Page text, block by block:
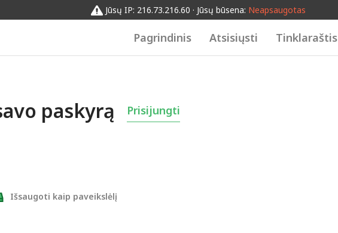
Jūsų IP: 216.73.216.60 · Jūsų būsena: Neapsaugotas
Pagrindinis Atsisiųsti Tinklaraštis
paskyrą Prisijungti
Išsaugoti kaip paveikslėlį